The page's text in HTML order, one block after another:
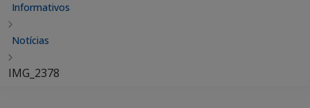
Informativos
Notícias
IMG_2378